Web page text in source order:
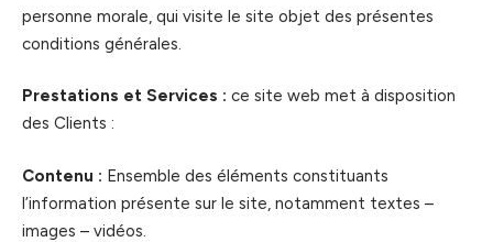
personne morale, qui visite le site objet des présentes
conditions générales.
Prestations et Services : ce site web met à disposition
des Clients :
Contenu : Ensemble des éléments constituants
l’information présente sur le site, notamment textes –
images – vidéos.